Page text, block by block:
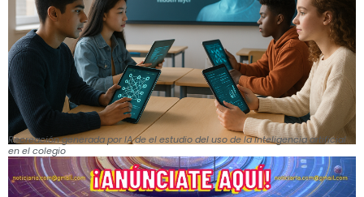
Recreación generada por IA de el estudio del uso de la inteligencia artificial
en el colegio